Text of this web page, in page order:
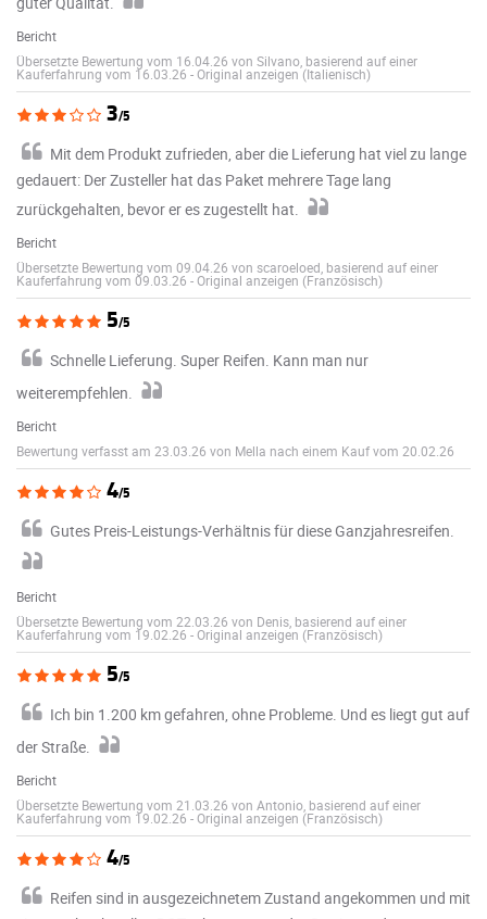
Bericht
Übersetzte Bewertung vom 16.04.26 von Silvano, basierend auf einer
Kauferfahrung vom 16.03.26 -Original anzeigen (Italienisch)
3/5
Mit dem Produkt zufrieden, aber die Lieferung hat viel zu lange
gedauert: Der Zusteller hat das Paket mehrere Tage lang
zurückgehalten, bevor er es zugestellt hat.
Bericht
Übersetzte Bewertung vom 09.04.26 von scaroeloed, basierend auf einer
Kauferfahrung vom 09.03.26 -Original anzeigen (Französisch)
5/5
Schnelle Lieferung. Super Reifen. Kann man nur
weiterempfehlen.
Bericht
Bewertung verfasst am 23.03.26 von Mella nach einem Kauf vom 20.02.26
4/5
Gutes Preis-Leistungs-Verhältnis für diese Ganzjahresreifen.
Bericht
Übersetzte Bewertung vom 22.03.26 von Denis, basierend auf einer
Kauferfahrung vom 19.02.26 -Original anzeigen (Französisch)
5/5
Ich bin 1.200 km gefahren, ohne Probleme. Und es liegt gut auf
der Straße.
Bericht
Übersetzte Bewertung vom 21.03.26 von Antonio, basierend auf einer
Kauferfahrung vom 19.02.26 -Original anzeigen (Französisch)
4/5
Reifen sind in ausgezeichnetem Zustand angekommen und mit